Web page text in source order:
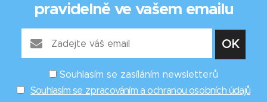
pravidelně ve vašem emailu
Souhlasím se zasíláním newsletterů
Souhlasím se zpracováním a ochranou osobních údajů